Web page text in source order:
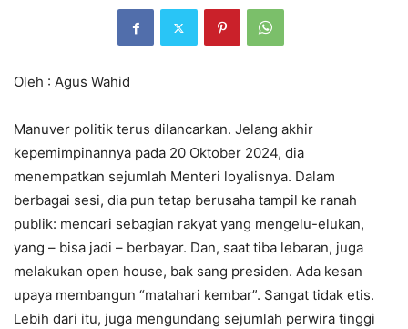
Oleh : Agus Wahid
Manuver politik terus dilancarkan. Jelang akhir
kepemimpinannya pada 20 Oktober 2024, dia
menempatkan sejumlah Menteri loyalisnya. Dalam
berbagai sesi, dia pun tetap berusaha tampil ke ranah
publik: mencari sebagian rakyat yang mengelu-elukan,
yang – bisa jadi – berbayar. Dan, saat tiba lebaran, juga
melakukan open house, bak sang presiden. Ada kesan
upaya membangun “matahari kembar”. Sangat tidak etis.
Lebih dari itu, juga mengundang sejumlah perwira tinggi